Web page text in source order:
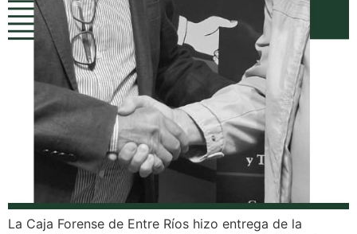
La Caja Forense de Entre Ríos hizo entrega de la